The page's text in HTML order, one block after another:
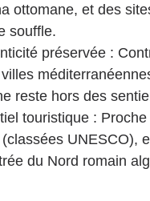
ottomane, et des
souffle.
préservée :
villes
reste hors des
touristique : Proche
UNESCO),
du Nord romain